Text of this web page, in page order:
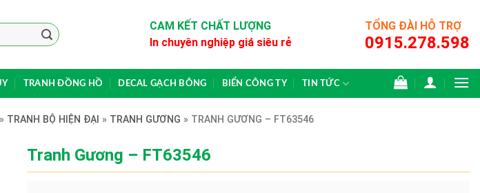
CAM KẾT CHẤT LƯỢNG
In chuyên nghiệp giá siêu rẻ
TỔNG ĐÀI HỖ TRỢ
0915.278.598
TRANH ĐỒNG HỒ DECAL GẠCH BÔNG BIỂN CÔNG TY TIN TỨC
» TRANH BỘ HIỆN ĐẠI » TRANH GƯƠNG » TRANH GƯƠNG – FT63546
Tranh Gương – FT63546